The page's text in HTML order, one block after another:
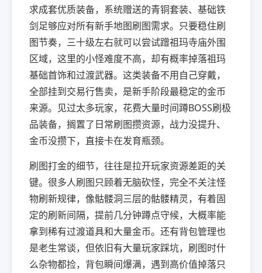
求成套优质装备，系统赠送的青铜套装、基础铁
剑足够应对所有新手地图刷图需求。只要稳住刷
图节奏，三十级左右就可以尝试蹭祖玛寺庙外围
区域，这里的小怪难度不高，却有概率掉落祖玛
基础首饰和过渡武器。这类装备不用自己穿戴，
全部挂到交易行售卖，是新手阶段最稳定的金币
来源。见过太多玩家，花费大量时间蹲BOSS刷极
品装备，搁置了日常刷图攒资源，战力没提升、
金币没攒下，直接卡在发育瓶颈。
刷图打金的细节，往往是拉开玩家资源差距的关
键。很多人刷图只顾着无脑砍怪，完全不关注怪
物刷新规律，像骷髅洞三层的骷髅精灵，有着固
定的刷新间隔，提前几分钟蹲点守候，大概率能
拿到稀有过渡道具和大量金币。还有背包管理也
是老生常谈，但依旧有大量玩家踩坑，刷图时什
么杂物都捡，背包瞬间爆满，遇到高价值掉落只